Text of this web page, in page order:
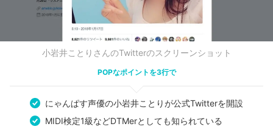
小岩井ことりさんのTwitterのスクリーンショット
POPなポイントを3行で
にゃんぱす声優の小岩井ことりが公式Twitterを開設
MIDI検定1級などDTMerとしても知られている